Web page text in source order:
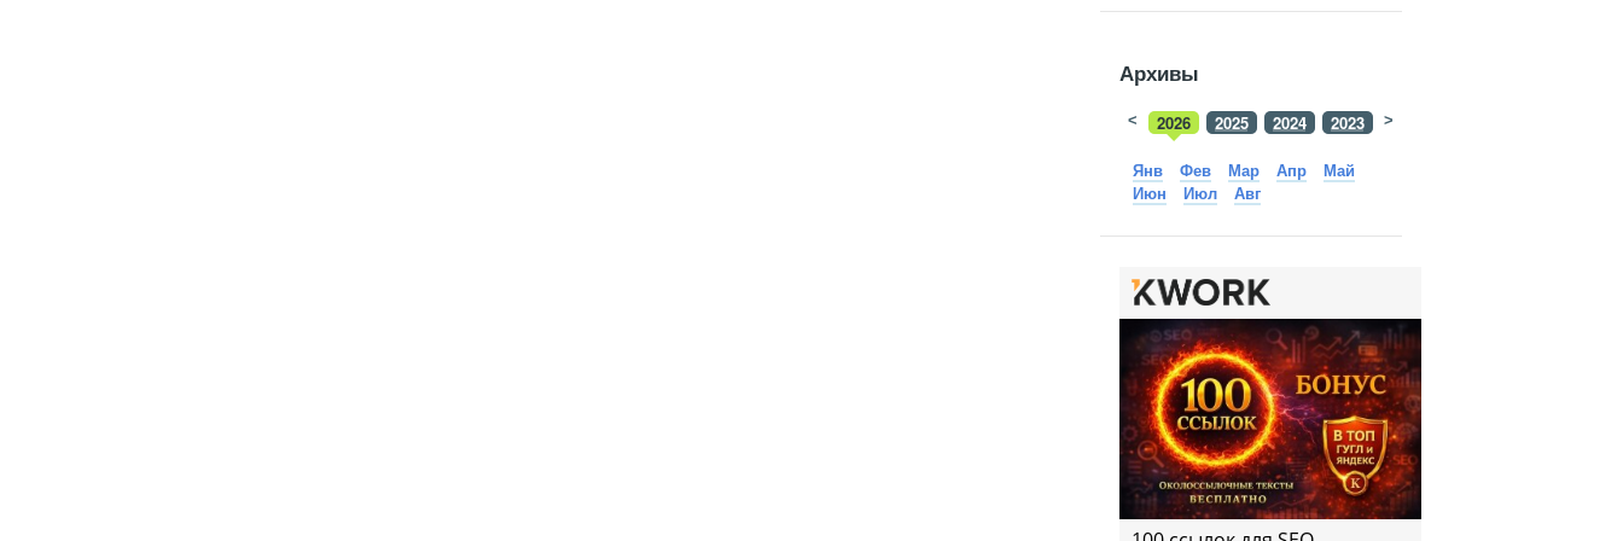
Архивы
2026 2025 2024 2023 2022
< >
Янв Фев Мар Апр
Май
Июн
Июл Авг